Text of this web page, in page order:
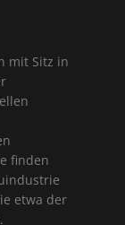
mit Sitz in
finden
etwa der